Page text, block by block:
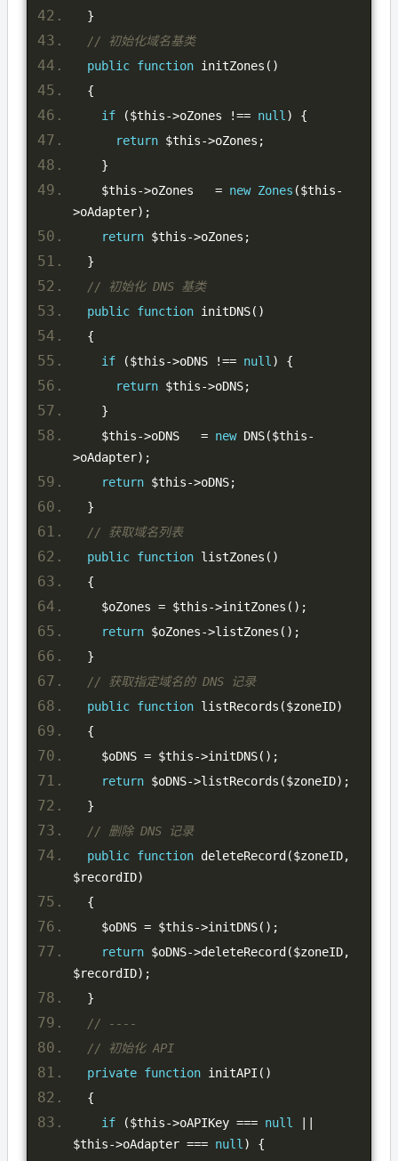
}
// 初始化域名基类
public function initZones ()
{
if
($this->oZones !== null)
{
return $this->oZones ;
}
    $this
->oZones = new Zones ($this-
>oAdapter);
return $this->oZones ;
}
// 初始化 DNS 基类
public function initDNS()
{
if
($this->oDNS !== null)
{
return $this->oDNS;
}
    $this
->oDNS = new DNS($this-
>oAdapter);
return $this->oDNS;
}
// 获取域名列表
public function listZones ()
{
    $oZones
= $this->initZones ();
return $oZones->listZones ();
}
// 获取指定域名的 DNS 记录
public function listRecords ($zoneID)
{
    $oDNS
= $this->initDNS();
return $oDNS->listRecords ($zoneID);
}
// 删除 DNS 记录
public function deleteRecord ($zoneID,
$recordID)
{
    $oDNS
= $this->initDNS();
return $oDNS->deleteRecord ($zoneID,
$recordID);
}
// ----
// 初始化 API
private function initAPI ()
{
if
($this->oAPIKey === null
$this->oAdapter === null)
{